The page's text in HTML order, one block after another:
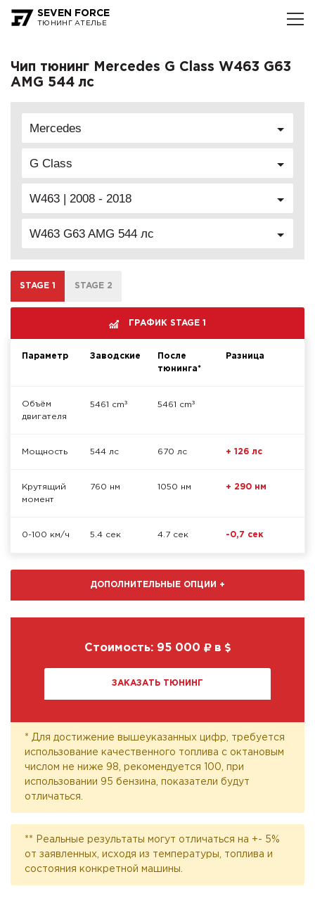
SEVEN FORCE
ТЮНИНГ АТЕЛЬЕ
Чип тюнинг Mercedes G Class W463 G63
AMG 544 лс
Mercedes
G Class
W463 | 2008 - 2018
W463 G63 AMG 544 лс
STAGE 1 STAGE 2
ГРАФИК STAGE 1
Параметр Заводские
После
тюнинга*
Разница
Объём
двигателя
5461 cm³ 5461 cm³
Мощность 544 лс 670 лс + 126 лс
Крутящий
момент
760 нм 1050 нм + 290 нм
0-100 км/ч 5.4 сек 4.7 сек -0,7 сек
ДОПОЛНИТЕЛЬНЫЕ ОПЦИИ +
Стоимость: 95 000 в
ЗАКАЗАТЬ ТЮНИНГ
* Для достижение вышеуказанных цифр, требуется
использование качественного топлива с октановым
числом не ниже 98, рекомендуется 100, при
использовании 95 бензина, показатели будут
отличаться.
** Реальные результаты могут отличаться на +- 5%
от заявленных, исходя из температуры, топлива и
состояния конкретной машины.